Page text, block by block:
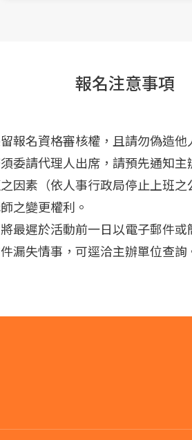
報名注意事項
報名資格審核權，且請勿偽造他
委請代理人出席，請預先通知主
因素（依人事行政局停止上班
之變更權利。
最遲於活動前一日以電子郵件
漏失情事，可逕洽主辦單位查詢